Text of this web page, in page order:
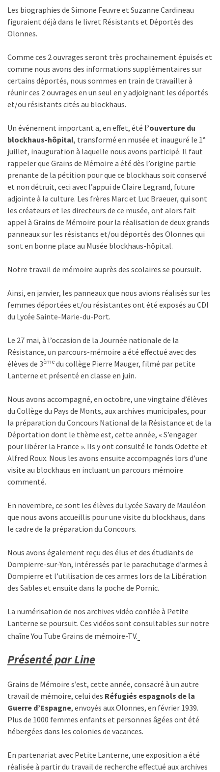
Les biographies de Simone Feuvre et Suzanne Cardineau
figuraient déjà dans le livret Résistants et Déportés des
Olonnes.
Comme ces 2 ouvrages seront très prochainement épuisés et
comme nous avons des informations supplémentaires sur
certains déportés, nous sommes en train de travailler à
réunir ces 2 ouvrages en un seul en y adjoignant les déportés
et/ou résistants cités au blockhaus.
Un événement important a, en effet, été l’ouverture du
blockhaus-hôpital, transformé en musée et inauguré le 1°
juillet, inauguration à laquelle nous avons participé. Il faut
rappeler que Grains de Mémoire a été dès l’origine partie
prenante de la pétition pour que ce blockhaus soit conservé
et non détruit, ceci avec l’appui de Claire Legrand, future
adjointe à la culture. Les frères Marc et Luc Braeuer, qui sont
les créateurs et les directeurs de ce musée, ont alors fait
appel à Grains de Mémoire pour la réalisation de deux grands
panneaux sur les résistants et/ou déportés des Olonnes qui
sont en bonne place au Musée blockhaus-hôpital.
Notre travail de mémoire auprès des scolaires se poursuit.
Ainsi, en janvier, les panneaux que nous avions réalisés sur les
femmes déportées et/ou résistantes ont été exposés au CDI
du Lycée Sainte-Marie-du-Port.
Le 27 mai, à l’occasion de la Journée nationale de la
Résistance, un parcours-mémoire a été effectué avec des
élèves de 3ème du collège Pierre Mauger, filmé par petite
Lanterne et présenté en classe en juin.
Nous avons accompagné, en octobre, une vingtaine d’élèves
du Collège du Pays de Monts, aux archives municipales, pour
la préparation du Concours National de la Résistance et de la
Déportation dont le thème est, cette année, « S’engager
pour libérer la France ». Ils y ont consulté le fonds Odette et
Alfred Roux. Nous les avons ensuite accompagnés lors d’une
visite au blockhaus en incluant un parcours mémoire
commenté.
En novembre, ce sont les élèves du Lycée Savary de Mauléon
que nous avons accueillis pour une visite du blockhaus, dans
le cadre de la préparation du Concours.
Nous avons également reçu des élus et des étudiants de
Dompierre-sur-Yon, intéressés par le parachutage d’armes à
Dompierre et l’utilisation de ces armes lors de la Libération
des Sables et ensuite dans la poche de Pornic.
La numérisation de nos archives vidéo confiée à Petite
Lanterne se poursuit. Ces vidéos sont consultables sur notre
chaîne You Tube Grains de mémoire-TV.
Présenté par Line
Grains de Mémoire s’est, cette année, consacré à un autre
travail de mémoire, celui des Réfugiés espagnols de la
Guerre d’Espagne, envoyés aux Olonnes, en février 1939.
Plus de 1000 femmes enfants et personnes âgées ont été
hébergées dans les colonies de vacances.
En partenariat avec Petite Lanterne, une exposition a été
réalisée à partir du travail de recherche effectué aux archives